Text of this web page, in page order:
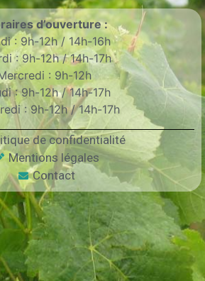
d’ouverture :
: 9h-12h / 14h-16h
: 9h-12h / 14h-17h
: 9h-12h
: 9h-12h / 14h-17h
: 9h-12h / 14h-17h
de confidentialité
Mentions légales
Contact